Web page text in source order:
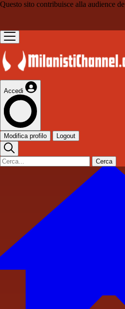
Questo sito contribuisce alla audience de
Accedi
Modifica profilo Logout
Cerca